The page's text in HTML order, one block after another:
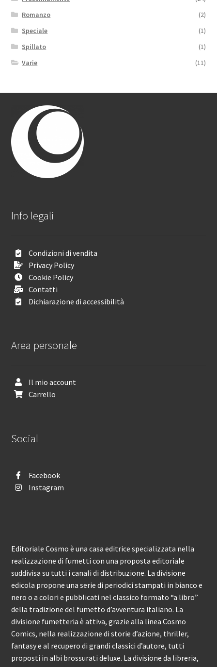
Romanzo
(2)
Speciale
(1)
Spillato
(1)
Varie
(11)
Info legali
Condizioni di vendita
Privacy Policy
Cookie Policy
Contatti
Dichiarazione di accessibilità
Area personale
Il mio account
Carrello
Social
Facebook
Instagram
Editoriale Cosmo è una casa editrice specializzata nella
realizzazione di fumetti con una proposta editoriale
suddivisa su tutti i canali di distribuzione. La divisione
edicola propone una serie di periodici stampati in bianco e
nero o a colori e pubblicati nel classico formato “a libro”
della tradizione del fumetto d’avventura italiano. La
divisione fumetteria è attiva, grazie alla linea Cosmo
Comics, nella realizzazione di storie d’azione, thriller,
fantasy e al recupero di grandi classici d’autore, tutti
proposti in albi brossurati deluxe. La divisione da libreria,